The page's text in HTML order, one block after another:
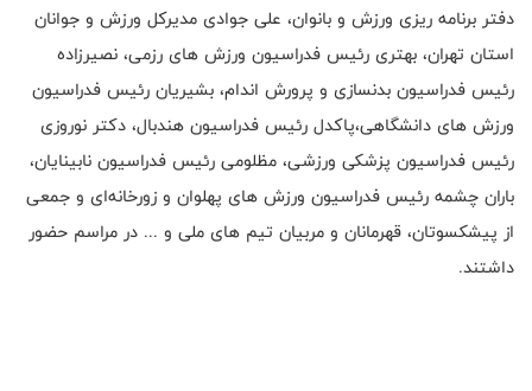
دفتر برنامه ریزی ورزش و بانوان، علی جوادی مدیرکل ورزش و جوانان
استان تهران، بهتری رئیس فدراسیون ورزش های رزمی، نصیرزاده
رئیس فدراسیون بدنسازی و پرورش اندام، بشیریان رئیس فدراسیون
ورزش های دانشگاهی،پاکدل رئیس فدراسیون هندبال، دکتر نوروزی
رئیس فدراسیون پزشکی ورزشی، مظلومی رئیس فدراسیون نابینایان،
باران چشمه رئیس فدراسیون ورزش های پهلوان و زورخانه‌ای و جمعی
از پیشکسوتان، قهرمانان و مربیان تیم های ملی و ... در مراسم حضور
داشتند.